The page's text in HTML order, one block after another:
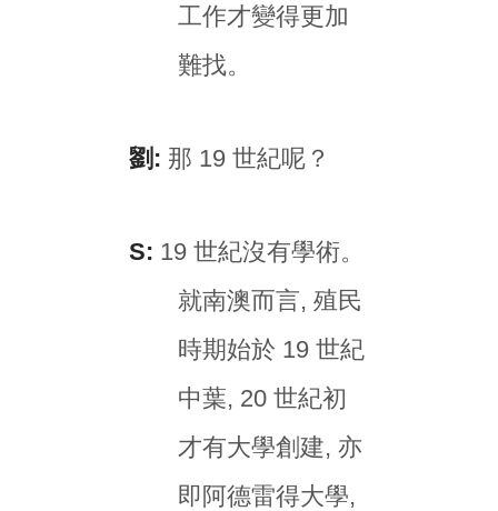
工作才變得更加
難找。
劉: 那 19 世紀呢？
S: 19 世紀沒有學術。
就南澳而言, 殖民
時期始於 19 世紀
中葉, 20 世紀初
才有大學創建, 亦
即阿德雷得大學,